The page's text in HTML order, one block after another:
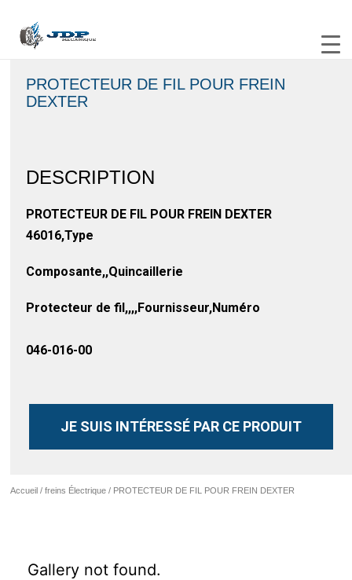
Accueil /freins Électrique / PROTECTEUR DE FIL POUR FREIN DEXTER
Gallery not found.
PROTECTEUR DE FIL POUR FREIN
DEXTER
DESCRIPTION
PROTECTEUR DE FIL POUR FREIN DEXTER
46016,Type
Composante,,Quincaillerie
Protecteur de fil,,,,Fournisseur,Numéro
046-016-00
JE SUIS INTÉRESSÉ PAR CE PRODUIT